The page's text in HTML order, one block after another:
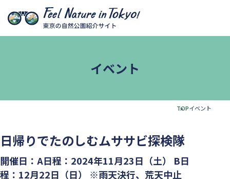
イベント
TOPイベント
日帰りでたのしむムササビ探検隊
開催日：A日程：2024年11月23日（土） B日
程：12月22日（日） ※雨天決行、荒天中止